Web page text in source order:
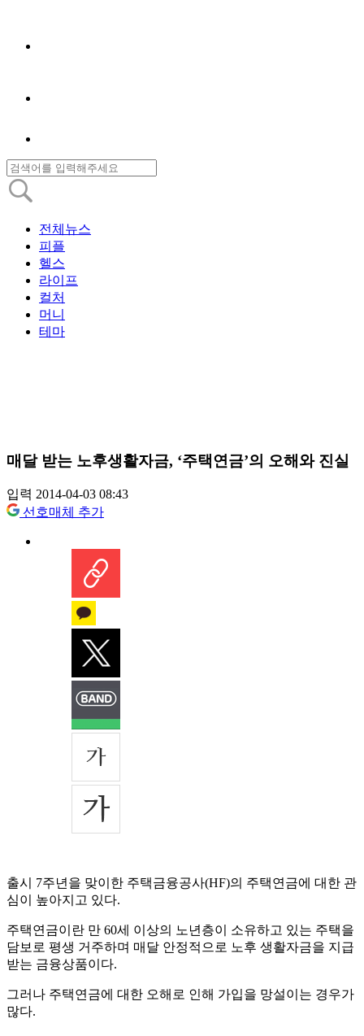
전체뉴스
피플
헬스
라이프
컬처
머니
테마
매달 받는 노후생활자금, ‘주택연금’의 오해와 진실
입력 2014-04-03 08:43
선호매체 추가
출시 7주년을 맞이한 주택금융공사(HF)의 주택연금에 대한 관
심이 높아지고 있다.
주택연금이란 만 60세 이상의 노년층이 소유하고 있는 주택을
담보로 평생 거주하며 매달 안정적으로 노후 생활자금을 지급
받는 금융상품이다.
그러나 주택연금에 대한 오해로 인해 가입을 망설이는 경우가
많다.